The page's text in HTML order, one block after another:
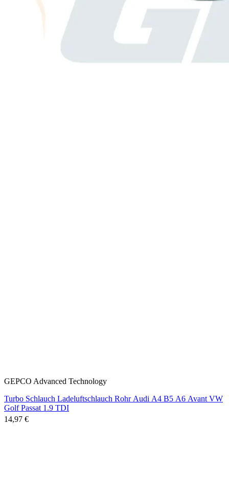
GEPCO Advanced Technology
Turbo Schlauch Ladeluftschlauch Rohr Audi A4 B5 A6 Avant VW
Golf Passat 1.9 TDI
14,97 €